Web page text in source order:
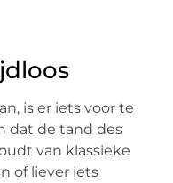
is er iets voor te
dat de tand des
van klassieke
of liever iets